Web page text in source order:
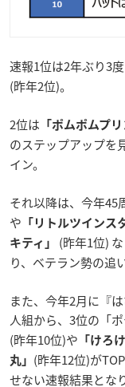
速報1位は2年ぶり3
(昨年2位)。
2位は 「ポムポムプリ
のステップアップを
イン。
それ以降は、今年45
や 「リトルツインス
キティ」
(昨年1位)
り、ベテラン勢の追
また、今年2月に『
人組から、3位の「
(昨年10位)や 「けろ
丸」 (昨年12位)が
せない速報結果とな